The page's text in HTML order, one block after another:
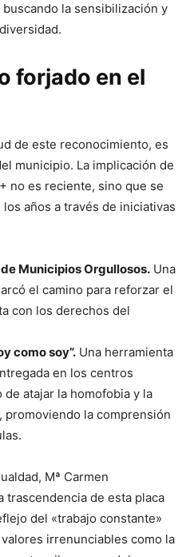
la sensibilización y
forjado en el
de este reconocimiento, es
municipio. La implicación de
no es reciente, sino que se
años a través de iniciativas
Municipios Orgullosos. Una
el camino para reforzar el
con los derechos del
como soy”. Una herramienta
en los centros
atajar la homofobia y la
promoviendo la comprensión
Mª Carmen
trascendencia de esta placa
del «trabajo constante»
irrenunciables como la